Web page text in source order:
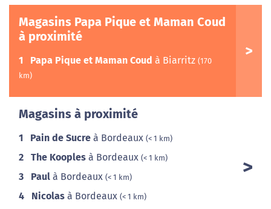
Magasins Papa Pique et Maman Coud
à proximité
1 Papa Pique et Maman Coud à Biarritz (170
km)
Magasins à proximité
1 Pain de Sucre à Bordeaux (< 1 km)
2 The Kooples à Bordeaux (< 1 km)
3 Paul à Bordeaux (< 1 km)
4 Nicolas à Bordeaux (< 1 km)